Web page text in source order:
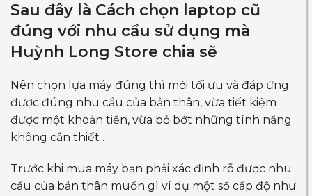
Sau đây là Cách chọn laptop cũ
đúng với nhu cầu sử dụng mà
Huỳnh Long Store chia sẽ
Nên chọn lựa máy đúng thì mới tối ưu và đáp ứng
được đúng nhu cầu của bản thân, vừa tiết kiệm
được một khoản tiền, vừa bỏ bớt những tính năng
không cần thiết .
Trước khi mua máy bạn phải xác định rõ được nhu
cầu của bản thân muốn gì ví dụ một số cấp độ như